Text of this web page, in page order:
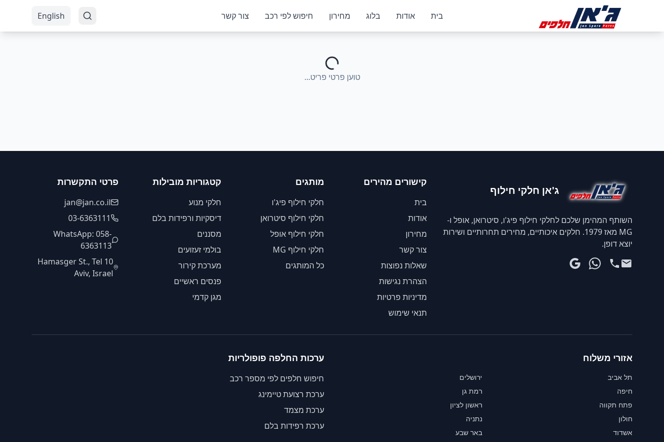
בית
אודות בלוג מחירון חיפוש לפי רכב צור קשר English
טוען פרטי פריט...
ג'אן חלקי חילוף
השותף המהימן שלכם לחלקי חילוף פיג'ו, סיטרואן, אופל ו-
MG מאז 1979. חלקים איכותיים, מחירים תחרותיים ושירות
יוצא דופן.
קישורים מהירים
בית
אודות
מחירון
צור קשר
שאלות נפוצות
הצהרת נגישות
מדיניות פרטיות
תנאי שימוש
מותגים
חלקי חילוף פיג'ו
חלקי חילוף סיטרואן
חלקי חילוף אופל
חלקי חילוף MG
כל המותגים
קטגוריות מובילות
חלקי מנוע
דיסקיות ורפידות בלם
מסננים
בולמי זעזועים
מערכת קירור
פנסים ראשיים
מגן קדמי
פרטי התקשרות
jan@jan.co.il
03-6363111
WhatsApp: 058-
6363113
10 Hamasger St., Tel
Aviv, Israel
אזורי משלוח
תל אביב
ירושלים
חיפה
רמת גן
פתח תקווה
ראשון לציון
חולון
נתניה
אשדוד
באר שבע
ערכות החלפה פופולריות
חיפוש חלפים לפי מספר רכב
ערכת רצועת טיימינג
ערכת מצמד
ערכת רפידות בלם